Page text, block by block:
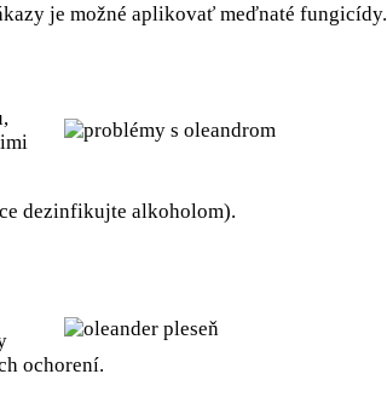
je možné aplikovať meďnaté fungicídy.
dezinfikujte alkoholom).
ochorení.